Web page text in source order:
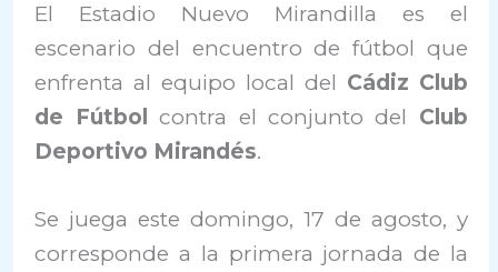
El Estadio Nuevo Mirandilla es el
escenario del encuentro de fútbol que
enfrenta al equipo local del Cádiz Club
de Fútbolcontra el conjunto del
Club
Deportivo Mirandés.
Se juega este domingo, 17 de agosto, y
corresponde a la primera jornada de la